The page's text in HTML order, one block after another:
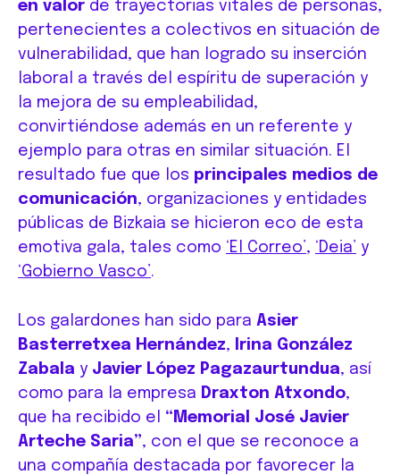
en valor de trayectorias vitales de personas,
pertenecientes a colectivos en situación de
vulnerabilidad, que han logrado su inserción
laboral a través del espíritu de superación y
la mejora de su empleabilidad,
convirtiéndose además en un referente y
ejemplo para otras en similar situación. El
resultado fue que los principales medios de
comunicación, organizaciones y entidades
públicas de Bizkaia se hicieron eco de esta
emotiva gala, tales como ‘El Correo’, ‘Deia’ y
‘Gobierno Vasco’.
Los galardones han sido para Asier
Basterretxea Hernández, Irina González
Zabala y Javier López Pagazaurtundua, así
como para la empresa Draxton Atxondo,
que ha recibido el “Memorial José Javier
Arteche Saria”, con el que se reconoce a
una compañía destacada por favorecer la